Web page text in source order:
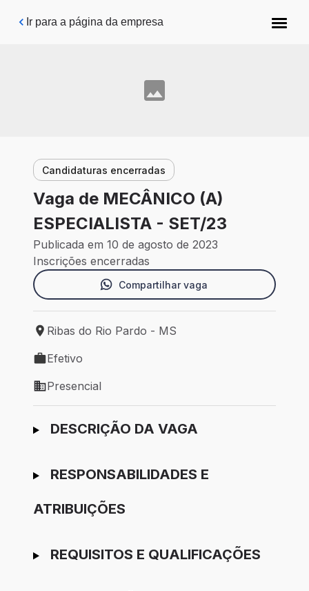
Pular para o conteúdo principal
Ir para a página da empresa
Candidaturas encerradas
Vaga de MECÂNICO (A)
ESPECIALISTA - SET/23
Publicada em 10 de agosto de 2023
Inscrições encerradas
Compartilhar vaga
Local de trabalho: Ribas do Rio Pardo - MS
Ribas do Rio Pardo - MS
Tipo de vaga: Efetivo
Efetivo
Modelo de trabalho: Presencial
Presencial
Ir para candidatura
DESCRIÇÃO DA VAGA
RESPONSABILIDADES E
ATRIBUIÇÕES
REQUISITOS E QUALIFICAÇÕES